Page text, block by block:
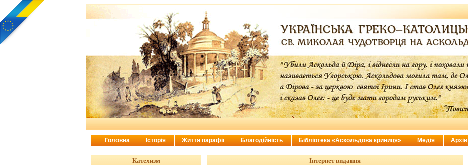
Інтернет видання
Катехизм
Головна Історія Життя парафії Благодійність Бібліотека «Аскольдова криниця» Медія Архів